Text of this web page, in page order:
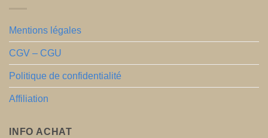
Mentions légales
CGV – CGU
Politique de confidentialité
Affiliation
INFO ACHAT